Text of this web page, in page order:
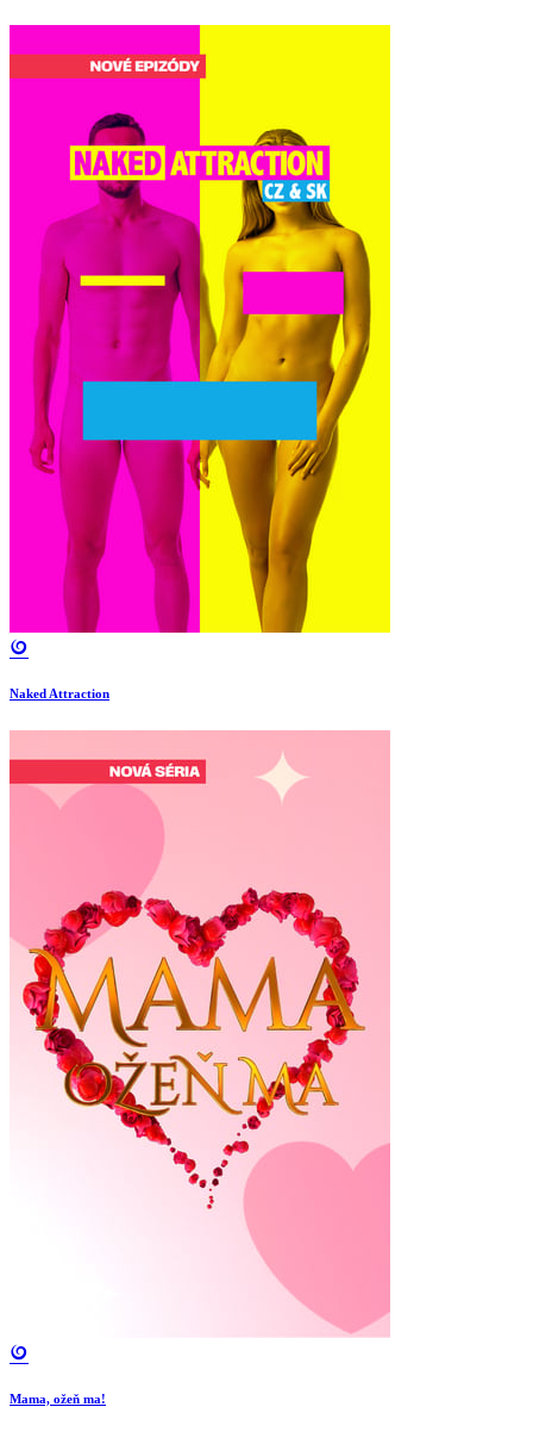
Naked Attraction
Mama, ožeň ma!